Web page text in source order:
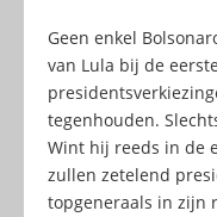
Geen enkel
van Lula bij de
tegenhouden.
Wint hij reeds in de
zullen zetelend
topgeneraals in zijn